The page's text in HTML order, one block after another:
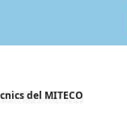
del MITECO